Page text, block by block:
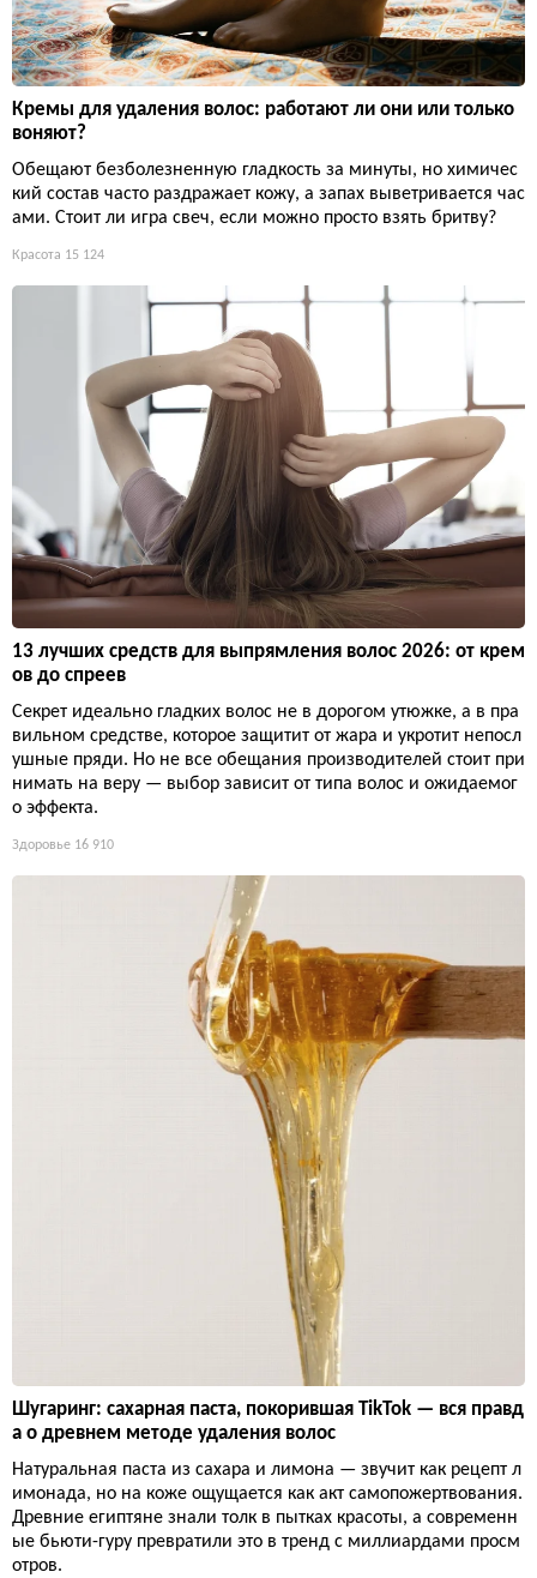
Кремы для удаления волос: работают ли они или только
воняют?
Обещают безболезненную гладкость за минуты, но химичес
кий состав часто раздражает кожу, а запах выветривается час
ами. Стоит ли игра свеч, если можно просто взять бритву?
Красота 15 124
13 лучших средств для выпрямления волос 2026: от крем
ов до спреев
Секрет идеально гладких волос не в дорогом утюжке, а в пра
вильном средстве, которое защитит от жара и укротит непосл
ушные пряди. Но не все обещания производителей стоит при
нимать на веру — выбор зависит от типа волос и ожидаемог
о эффекта.
Здоровье 16 910
Шугаринг: сахарная паста, покорившая TikTok — вся правд
а о древнем методе удаления волос
Натуральная паста из сахара и лимона — звучит как рецепт л
имонада, но на коже ощущается как акт самопожертвования.
Древние египтяне знали толк в пытках красоты, а современн
ые бьюти-гуру превратили это в тренд с миллиардами просм
отров.